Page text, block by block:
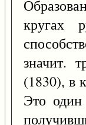
кругах
значит.
(1830), в
Это